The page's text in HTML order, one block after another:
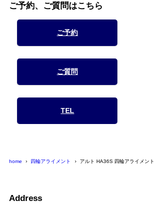
ご予約、ご質問はこちら
ご予約
ご質問
TEL
home 四輪アライメント アルト HA36S 四輪アライメント
Address